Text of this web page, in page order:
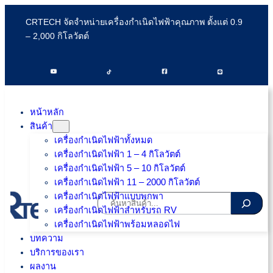
CRTECH จัดจำหน่ายเครื่องกำเนิดไฟฟ้าคุณภาพ ตั้งแต่ 0.9
– 2,000 กิโลวัตต์
หน้าหลัก
สินค้า
เครื่องกำเนิดไฟฟ้าทั้งหมด
เครื่องกำเนิดไฟฟ้า 1 – 4 กิโลวัตต์
เครื่องกำเนิดไฟฟ้า 5 – 10 กิโลวัตต์
เครื่องกำเนิดไฟฟ้า 11 – 2000 กิโลวัตต์
เครื่องกำเนิดไฟฟ้าแบบพกพา
เครื่องกำเนิดไฟฟ้าสำหรับรถ RV
เครื่องกำเนิดไฟฟ้าพร้อมหลอดไฟ
บทความ
บริการของเรา
ผลงาน
ค้นหา